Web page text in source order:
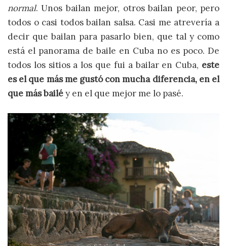
normal. Unos bailan mejor, otros bailan peor, pero
todos o casi todos bailan salsa. Casi me atrevería a
decir que bailan para pasarlo bien, que tal y como
está el panorama de baile en Cuba no es poco. De
todos los sitios a los que fui a bailar en Cuba, este
es el que más me gustó con mucha diferencia, en el
que más bailéy en el que mejor me lo pasé.